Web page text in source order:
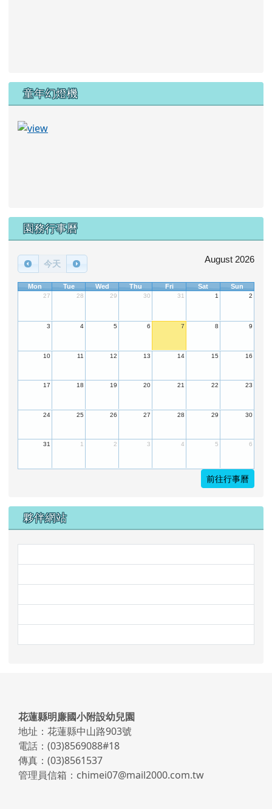
童年幻燈機
園務行事曆
今天 August 2026
Mon Tue Wed Thu Fri Sat Sun
27 28 29 30 31 1 2
3 4 5 6 7 8 9
10 11 12 13 14 15 16
17 18 19 20 21 22 23
24 25 26 27 28 29 30
31 1 2 3 4 5 6
前往行事曆
夥伴網站
頁尾區域內容
花蓮縣明廉國小附設幼兒園
地址：花蓮縣中山路903號
電話：(03)8569088#18
傳真：(03)8561537
管理員信箱：chimei07@mail2000.com.tw